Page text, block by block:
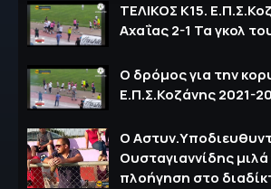
ΤΕΛΙΚΟΣ Κ15.
Αχαΐας 2-1 Τα γκολ
Ο δρόμος για την
Ε.Π.Σ.Κοζάνης 2021-
Ο
Ουσταγιαννίδης
πλοήγηση στο